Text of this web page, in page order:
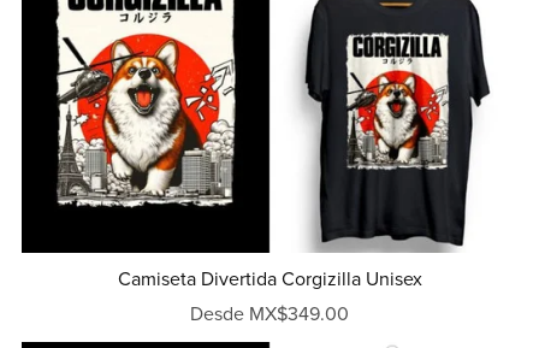
Camiseta Divertida Corgizilla Unisex
Desde MX$349.00